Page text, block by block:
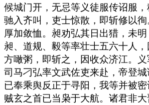
候城门开，无忌等义徒服传诏服
驰入齐叫，吏士惊散，即斩修以徇
厚加敛恤。昶劝弘其日出猎，未明
昶、道规、毅等率壮士五六十人
方噉粥，即斩之，因收众济江。
司马刁弘率文武佐吏来赴，帝登城
已奉乘舆反正于寻阳，我等并被
贼玄之首已当枭于大航。诸君非